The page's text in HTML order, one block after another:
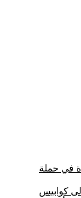
في حملة
كوابيس